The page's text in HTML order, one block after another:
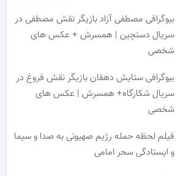
بیوگرافی مصطفی آزاد بازیگر نقش مصطفی در
سریال دستچین | همسرش + عکس های
شخصی
بیوگرافی ستایش دهقان بازیگر نقش فروغ در
سریال شکارگاه+ همسرش | عکس های
شخصی
فیلم لحظه حمله رژیم صهیونی به صدا و سیما
و ایستادگی سحر امامی